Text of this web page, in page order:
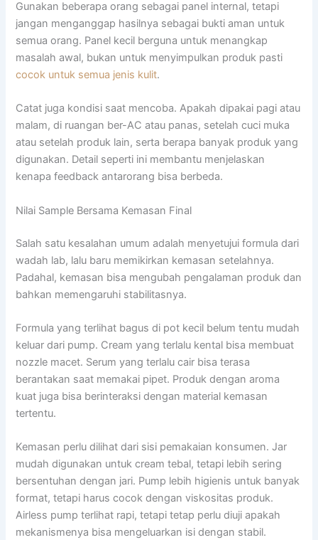
Gunakan beberapa orang sebagai panel internal, tetapi
jangan menganggap hasilnya sebagai bukti aman untuk
semua orang. Panel kecil berguna untuk menangkap
masalah awal, bukan untuk menyimpulkan produk pasti
cocok untuk semua jenis kulit.
Catat juga kondisi saat mencoba. Apakah dipakai pagi atau
malam, di ruangan ber-AC atau panas, setelah cuci muka
atau setelah produk lain, serta berapa banyak produk yang
digunakan. Detail seperti ini membantu menjelaskan
kenapa feedback antarorang bisa berbeda.
Nilai Sample Bersama Kemasan Final
Salah satu kesalahan umum adalah menyetujui formula dari
wadah lab, lalu baru memikirkan kemasan setelahnya.
Padahal, kemasan bisa mengubah pengalaman produk dan
bahkan memengaruhi stabilitasnya.
Formula yang terlihat bagus di pot kecil belum tentu mudah
keluar dari pump. Cream yang terlalu kental bisa membuat
nozzle macet. Serum yang terlalu cair bisa terasa
berantakan saat memakai pipet. Produk dengan aroma
kuat juga bisa berinteraksi dengan material kemasan
tertentu.
Kemasan perlu dilihat dari sisi pemakaian konsumen. Jar
mudah digunakan untuk cream tebal, tetapi lebih sering
bersentuhan dengan jari. Pump lebih higienis untuk banyak
format, tetapi harus cocok dengan viskositas produk.
Airless pump terlihat rapi, tetapi tetap perlu diuji apakah
mekanismenya bisa mengeluarkan isi dengan stabil.